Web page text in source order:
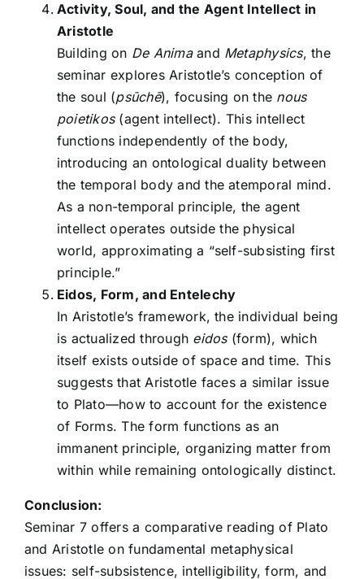
Activity, Soul, and the Agent Intellect in
Aristotle
Building on De Animaand Metaphysics, the
seminar explores Aristotle’s conception of
the soul (psūchē), focusing on the nous
poietikos(agent intellect). This intellect
functions independently of the body,
introducing an ontological duality between
the temporal body and the atemporal mind.
As a non-temporal principle, the agent
intellect operates outside the physical
world, approximating a “self-subsisting first
principle.”
Eidos, Form, and Entelechy
In Aristotle’s framework, the individual being
is actualized through eidos(form), which
itself exists outside of space and time. This
suggests that Aristotle faces a similar issue
to Plato—how to account for the existence
of Forms. The form functions as an
immanent principle, organizing matter from
within while remaining ontologically distinct.
Conclusion:
Seminar 7 offers a comparative reading of Plato
and Aristotle on fundamental metaphysical
issues: self-subsistence, intelligibility, form, and